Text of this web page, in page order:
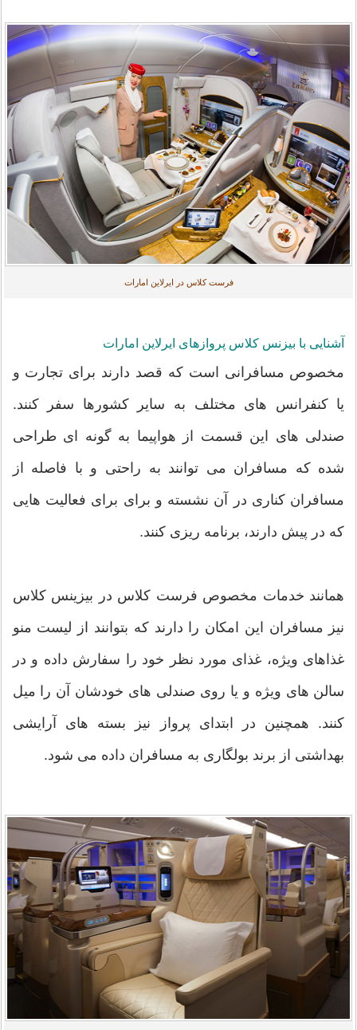
فرست کلاس در ایرلاین امارات
آشنایی با بیزنس کلاس پروازهای ایرلاین امارات
مخصوص مسافرانی است که قصد دارند برای تجارت و
یا کنفرانس های مختلف به سایر کشورها سفر کنند.
صندلی های این قسمت از هواپیما به گونه ای طراحی
شده که مسافران می توانند به راحتی و با فاصله از
مسافران کناری در آن نشسته و برای برای فعالیت هایی
که در پیش دارند، برنامه ریزی کنند.
همانند خدمات مخصوص فرست کلاس در بیزینس کلاس
نیز مسافران این امکان را دارند که بتوانند از لیست منو
غذاهای ویژه، غذای مورد نظر خود را سفارش داده و در
سالن های ویژه و یا روی صندلی های خودشان آن را میل
کنند. همچنین در ابتدای پرواز نیز بسته های آرایشی
بهداشتی از برند بولگاری به مسافران داده می شود.